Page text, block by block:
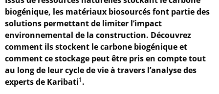
biogénique, les matériaux biosourcés font partie des
solutions permettant de limiter l’impact
environnemental de la construction. Découvrez
comment ils stockent le carbone biogénique et
comment ce stockage peut être pris en compte tout
au long de leur cycle de vie à travers l’analyse des
experts de Karibati1.